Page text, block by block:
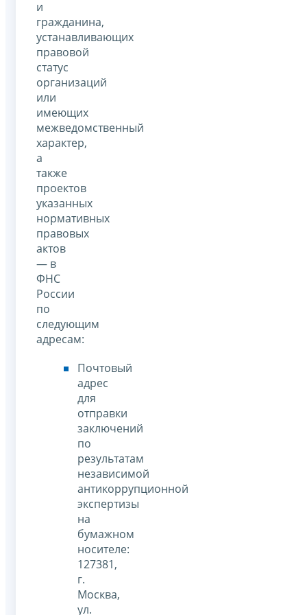
и
гражданина,
устанавливающих
правовой
статус
организаций
или
имеющих
межведомственный
характер,
а
также
проектов
указанных
нормативных
правовых
актов
— в
ФНС
России
по
следующим
адресам:
Почтовый
адрес
для
отправки
заключений
по
результатам
независимой
антикоррупционной
экспертизы
на
бумажном
носителе:
127381,
г.
Москва,
ул.